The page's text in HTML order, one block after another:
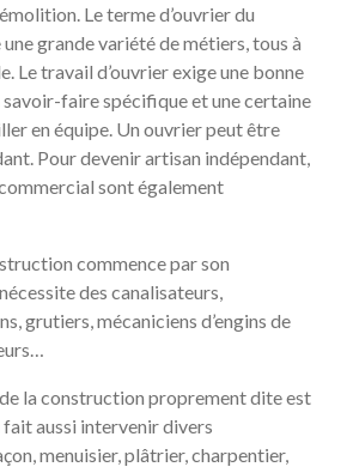
Le terme d’ouvrier du
grande variété de métiers, tous à
Le travail d’ouvrier exige une bonne
faire spécifique et une certaine
en équipe. Un ouvrier peut être
Pour devenir artisan indépendant,
sont également
commence par son
des canalisateurs,
grutiers, mécaniciens d’engins de
la construction proprement dite est
fait aussi intervenir divers
menuisier, plâtrier, charpentier,